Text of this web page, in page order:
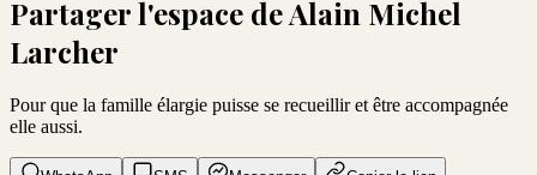
Partager l'espace deAlain Michel
Larcher
Pour que la famille élargie puisse se recueillir et être accompagnée
elle aussi.